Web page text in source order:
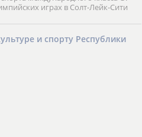
играх в Солт-Лейк-Сити
и спорту Республики